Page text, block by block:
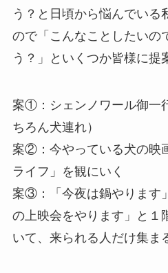
う？と日頃から悩んでいる
ので「こんなことしたいの
う？」といくつか皆様に提
案①：シェンノワール御一
ちろん犬連れ）
案②：今やっている犬の映
ライフ」を観にいく
案③：「今夜は鍋やりま
の上映会をやります」と１
いて、来られる人だけ集ま